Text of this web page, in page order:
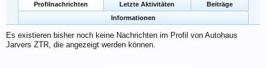
Profilnachrichten Letzte Aktivitäten
Beiträge
Informationen
Es existieren bisher noch keine Nachrichten im Profil von Autohaus
Jarvers ZTR, die angezeigt werden können.